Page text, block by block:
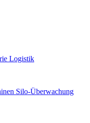
Logistik
Silo-Überwachung